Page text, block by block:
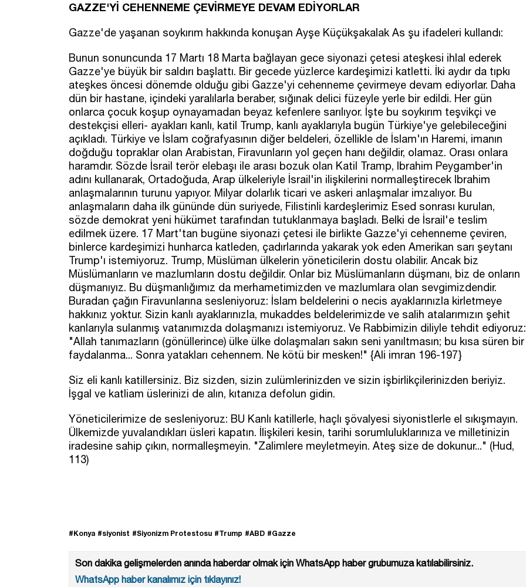
GAZZE'Yİ CEHENNEME ÇEVİRMEYE DEVAM EDİYORLAR
Gazze'de yaşanan soykırım hakkında konuşan Ayşe Küçükşakalak As şu ifadeleri kullandı:
Bunun sonuncunda 17 Martı 18 Marta bağlayan gece siyonazi çetesi ateşkesi ihlal ederek
Gazze'ye büyük bir saldırı başlattı. Bir gecede yüzlerce kardeşimizi katletti. İki aydır da tıpkı
ateşkes öncesi dönemde olduğu gibi Gazze'yi cehenneme çevirmeye devam ediyorlar. Daha
dün bir hastane, içindeki yaralılarla beraber, sığınak delici füzeyle yerle bir edildi. Her gün
onlarca çocuk koşup oynayamadan beyaz kefenlere sarılıyor. İşte bu soykırım teşvikçi ve
destekçisi elleri- ayakları kanlı, katil Trump, kanlı ayaklarıyla bugün Türkiye'ye gelebileceğini
açıkladı. Türkiye ve İslam coğrafyasının diğer beldeleri, özellikle de İslam'ın Haremi, imanın
doğduğu topraklar olan Arabistan, Firavunların yol geçen hanı değildir, olamaz. Orası onlara
haramdır. Sözde İsrail terör elebaşı ile arası bozuk olan Katil Tramp, Ibrahim Peygamber'in
adını kullanarak, Ortadoğuda, Arap ülkeleriyle İsrail'in ilişkilerini normalleştirecek Ibrahim
anlaşmalarının turunu yapıyor. Milyar dolarlık ticari ve askeri anlaşmalar imzalıyor. Bu
anlaşmaların daha ilk gününde dün suriyede, Filistinli kardeşlerimiz Esed sonrası kurulan,
sözde demokrat yeni hükümet tarafından tutuklanmaya başladı. Belki de İsrail'e teslim
edilmek üzere. 17 Mart'tan bugüne siyonazi çetesi ile birlikte Gazze'yi cehenneme çeviren,
binlerce kardeşimizi hunharca katleden, çadırlarında yakarak yok eden Amerikan sarı şeytanı
Trump'ı istemiyoruz. Trump, Müslüman ülkelerin yöneticilerin dostu olabilir. Ancak biz
Müslümanların ve mazlumların dostu değildir. Onlar biz Müslümanların düşmanı, biz de onların
düşmanıyız. Bu düşmanlığımız da merhametimizden ve mazlumlara olan sevgimizdendir.
Buradan çağın Firavunlarına sesleniyoruz: İslam beldelerini o necis ayaklarınızla kirletmeye
hakkınız yoktur. Sizin kanlı ayaklarınızla, mukaddes beldelerimizde ve salih atalarımızın şehit
kanlarıyla sulanmış vatanımızda dolaşmanızı istemiyoruz. Ve Rabbimizin diliyle tehdit ediyoruz:
"Allah tanımazların (gönüllerince) ülke ülke dolaşmaları sakın seni yanıltmasın; bu kısa süren bir
faydalanma... Sonra yatakları cehennem. Ne kötü bir mesken!" {Ali imran 196-197}
Siz eli kanlı katillersiniz. Biz sizden, sizin zulümlerinizden ve sizin işbirlikçilerinizden beriyiz.
İşgal ve katliam üslerinizi de alın, kıtanıza defolun gidin.
Yöneticilerimize de sesleniyoruz: BU Kanlı katillerle, haçlı şövalyesi siyonistlerle el sıkışmayın.
Ülkemizde yuvalandıkları üsleri kapatın. İlişkileri kesin, tarihi sorumluluklarınıza ve milletinizin
iradesine sahip çıkın, normalleşmeyin. "Zalimlere meyletmeyin. Ateş size de dokunur..." (Hud,
113)
#Konya #siyonist #Siyonizm Protestosu #Trump #ABD #Gazze
Son dakika gelişmelerden anında haberdar olmak için WhatsApp haber grubumuza katılabilirsiniz.
WhatsApp haber kanalımız için tıklayınız!